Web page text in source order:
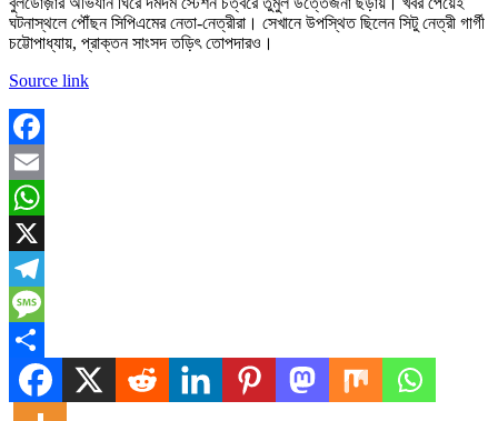
ঘটনাস্থলে পৌঁছন সিপিএমের নেতা-নেত্রীরা। সেখানে উপস্থিত ছিলেন সিটু নেত্রী গার্গী
চট্টোপাধ্যায়, প্রাক্তন সাংসদ তড়িৎ তোপদারও।
Source link
Facebook
Email
WhatsApp
X
Telegram
Message
Share